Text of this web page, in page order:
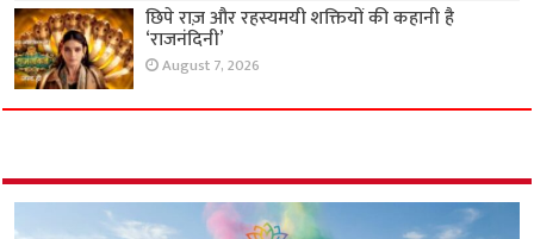
छिपे राज़ और रहस्यमयी शक्तियों की कहानी है
‘राजनंदिनी’
August 7, 2026